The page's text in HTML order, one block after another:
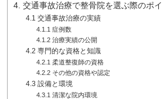
4. 交通事故治療で整骨院を選ぶ際のポイ
4.1 交通事故治療の実績
4.1.1 症例数
4.1.2 治療実績の公開
4.2 専門的な資格と知識
4.2.1 柔道整復師の資格
4.2.2 その他の資格や認定
4.3 設備と環境
4.3.1 清潔な院内環境